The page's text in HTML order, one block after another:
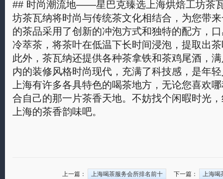
## 时尚潮流地——星巴克臻选上海烘焙工坊茶
坊茶瓦纳将时尚与传统茶文化相结合，为您带
的茶品采用了创新的冲泡方式和独特的配方，
冷萃茶，将茶叶在低温下长时间浸泡，提取出
此外，茶瓦纳还提供各种茶拿铁和茶鸡尾酒，
内的装修风格时尚现代，充满了科技感，是年
上海有许多各具特色的喝茶地方，无论您喜欢
合自己的那一片茶香天地。不妨找个闲暇时光
上海的茶香韵味吧。
上一篇： 上海喝茶服务会所排名前十 下一篇： 上海喝